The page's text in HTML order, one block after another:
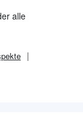
alle